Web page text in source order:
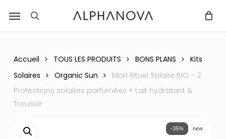
main
recherche
Menu
Fermer
Accueil TOUS LES PRODUITS BONS PLANS
Kits
Solaires
Organic Sun
Mon Rituel Solaire BIO – 2
Protections solaires parfumées + Lait hydratant &
Trousse
-35% new